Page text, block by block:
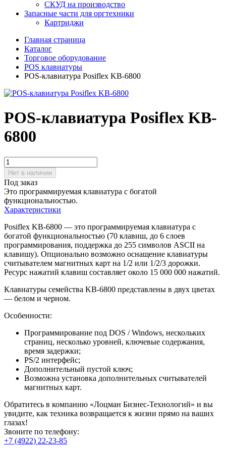
СКУД на производство
Запасные части для оргтехники
Картриджи
Главная страница
Каталог
Торговое оборудование
POS клавиатуры
POS-клавиатура Posiflex KB-6800
POS-клавиатура Posiflex KB-
6800
Нет в наличии
Под заказ
Это программируемая клавиатура с богатой
функциональностью.
Характеристики
Posiflex KB-6800 — это программируемая клавиатура с
богатой функциональностью (70 клавиш, до 6 слоев
программирования, поддержка до 255 символов ASCII на
клавишу). Опционально возможно оснащение клавиатуры
считывателем магнитных карт на 1/2 или 1/2/3 дорожки.
Ресурс нажатий клавиш составляет около 15 000 000 нажатий.
Клавиатуры семейства KB-6800 представлены в двух цветах
— белом и черном.
Особенности:
Программирование под DOS / Windows, нескольких
страниц, несколько уровней, ключевые содержания,
время задержки;
PS/2 интерфейс;
Дополнительный пустой ключ;
Возможна установка дополнительных считывателей
магнитных карт.
Обратитесь в компанию «Лоцман Бизнес-Технологий» и вы
увидите, как техника возвращается к жизни прямо на ваших
глазах!
Звоните по телефону:
+7 (4922) 22-23-85